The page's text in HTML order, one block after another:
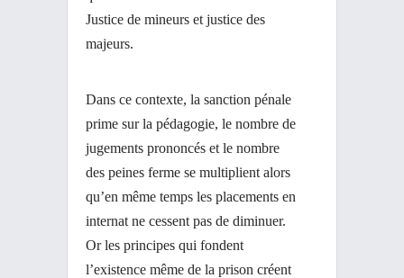
Justice de mineurs et justice des
majeurs.
Dans ce contexte, la sanction pénale
prime sur la pédagogie, le nombre de
jugements prononcés et le nombre
des peines ferme se multiplient alors
qu’en même temps les placements en
internat ne cessent pas de diminuer.
Or les principes qui fondent
l’existence même de la prison créent